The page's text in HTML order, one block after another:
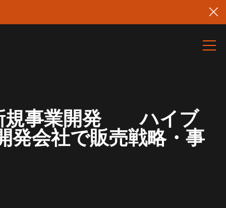
新規事業開発 ハイブ
発会社で販売戦略・事